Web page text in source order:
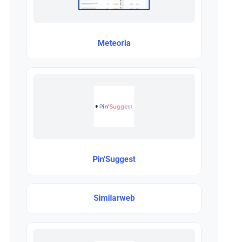
Meteoria
Pin'Suggest
Similarweb